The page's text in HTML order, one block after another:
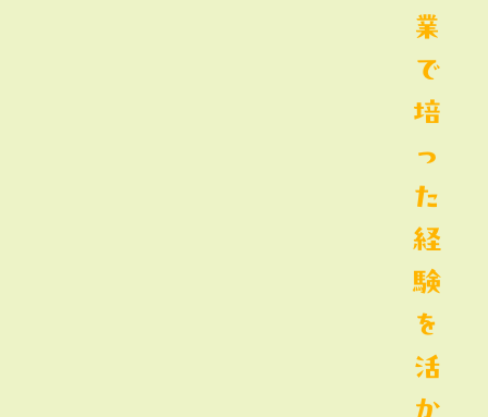
業
で
培
っ
た
経
験
を
活
か